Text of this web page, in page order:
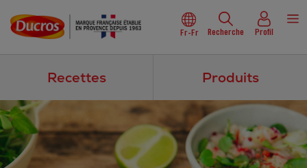
Fr-Fr Recherche Profil
Recettes Produits